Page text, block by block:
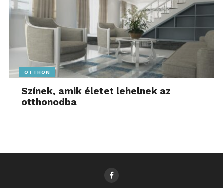
OTTHON
Színek, amik életet lehelnek az
otthonodba